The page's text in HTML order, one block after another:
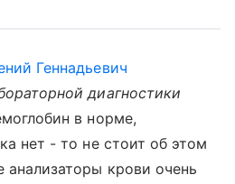
Геннадьевич
диагностики
в норме,
нет - то не стоит об этом
крови очень